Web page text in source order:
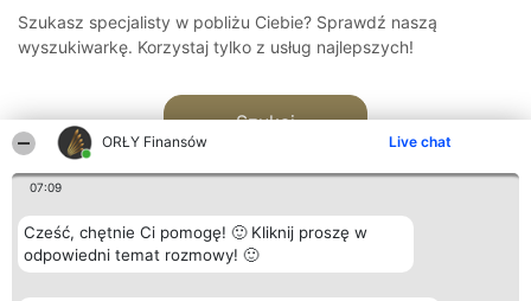
ORŁY Finansów Live chat
07:09
Cześć, chętnie Ci pomogę! 🙂 Kliknij proszę w
odpowiedni temat rozmowy! 🙂
Szukasz specjalisty w pobliżu Ciebie? Sprawdź naszą
wyszukiwarkę. Korzystaj tylko z usług najlepszych!
Szukaj
Organizator plebiscytu Plebiscyt Kontakt